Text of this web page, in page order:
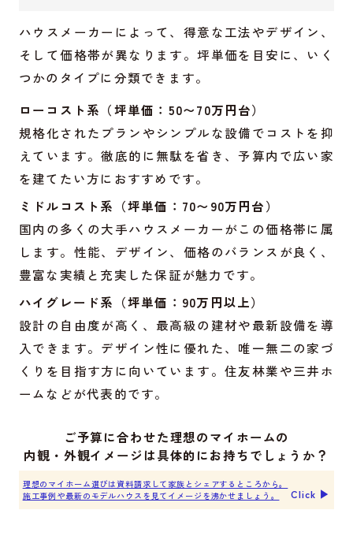
ハウスメーカーによって、得意な工法やデザイン、
そして価格帯が異なります。坪単価を目安に、いく
つかのタイプに分類できます。
ローコスト系（坪単価：50〜70万円台）
規格化されたプランやシンプルな設備でコストを抑
えています。徹底的に無駄を省き、予算内で広い家
を建てたい方におすすめです。
ミドルコスト系（坪単価：70〜90万円台）
国内の多くの大手ハウスメーカーがこの価格帯に属
します。性能、デザイン、価格のバランスが良く、
豊富な実績と充実した保証が魅力です。
ハイグレード系（坪単価：90万円以上）
設計の自由度が高く、最高級の建材や最新設備を導
入できます。デザイン性に優れた、唯一無二の家づ
くりを目指す方に向いています。住友林業や三井ホ
ームなどが代表的です。
ご予算に合わせた理想のマイホームの
内観・外観イメージは具体的にお持ちでしょうか？
理想のマイホーム選びは資料請求して家族とシェアするところから。
施工事例や最新のモデルハウスを見てイメージを沸かせましょう。
Click ▶︎